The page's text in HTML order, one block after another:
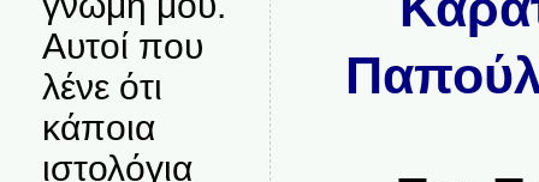
Αυτοί που
λένε ότι
κάποια
ιστολόγια